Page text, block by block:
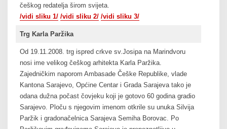
češkog redatelja širom svijeta.
/vidi sliku 1/ /vidi sliku 2/ /vidi sliku 3/
Trg Karla Paržika
Od 19.11.2008. trg ispred crkve sv.Josipa na Marindvoru
nosi ime velikog češkog arhitekta Karla Paržika.
Zajedničkim naporom Ambasade Češke Republike, vlade
Kantona Sarajevo, Općine Centar i Grada Sarajeva tako je
odana dužna počast čovjeku koji je gotovo 60 godina gradio
Sarajevo. Ploču s njegovim imenom otkrile su unuka Silvija
Paržik i gradonačelnica Sarajeva Semiha Borovac. Po